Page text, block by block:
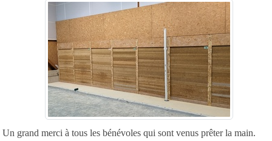
Un grand merci à tous les bénévoles qui sont venus prêter la main.